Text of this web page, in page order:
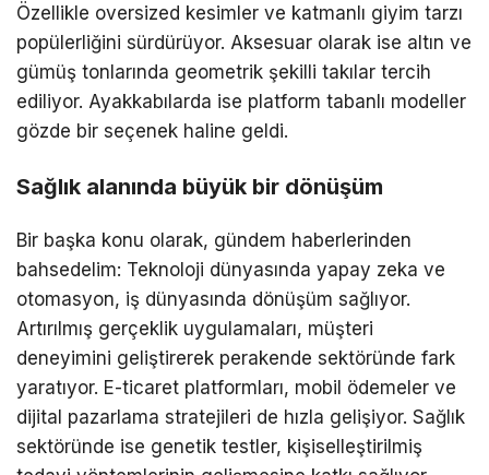
Özellikle oversized kesimler ve katmanlı giyim tarzı
popülerliğini sürdürüyor. Aksesuar olarak ise altın ve
gümüş tonlarında geometrik şekilli takılar tercih
ediliyor. Ayakkabılarda ise platform tabanlı modeller
gözde bir seçenek haline geldi.
Sağlık alanında büyük bir dönüşüm
Bir başka konu olarak, gündem haberlerinden
bahsedelim: Teknoloji dünyasında yapay zeka ve
otomasyon, iş dünyasında dönüşüm sağlıyor.
Artırılmış gerçeklik uygulamaları, müşteri
deneyimini geliştirerek perakende sektöründe fark
yaratıyor. E-ticaret platformları, mobil ödemeler ve
dijital pazarlama stratejileri de hızla gelişiyor. Sağlık
sektöründe ise genetik testler, kişiselleştirilmiş